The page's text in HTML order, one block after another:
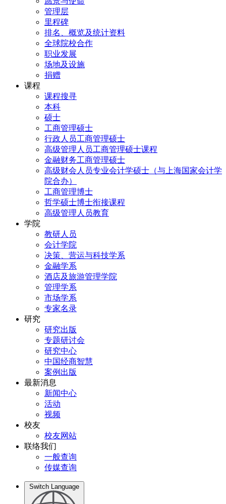
管理层
里程碑
排名、概览及统计资料
全球院校合作
职业发展
场地及设施
捐赠
课程
课程搜寻
本科
硕士
工商管理硕士
行政人员工商管理硕士
高级管理人员工商管理硕士课程
金融财务工商管理硕士
高级财会人员专业会计学硕士（与上海国家会计学
院合办）
工商管理博士
哲学硕士博士衔接课程
高级管理人员教育
学院
教研人员
会计学院
决策、营运与科技学系
金融学系
酒店及旅游管理学院
管理学系
市场学系
专家名录
研究
研究出版
专题研讨会
研究中心
中国经商智慧
案例出版
最新消息
新闻中心
活动
视频
校友
校友网站
联络我们
一般查询
传媒查询
Switch Language